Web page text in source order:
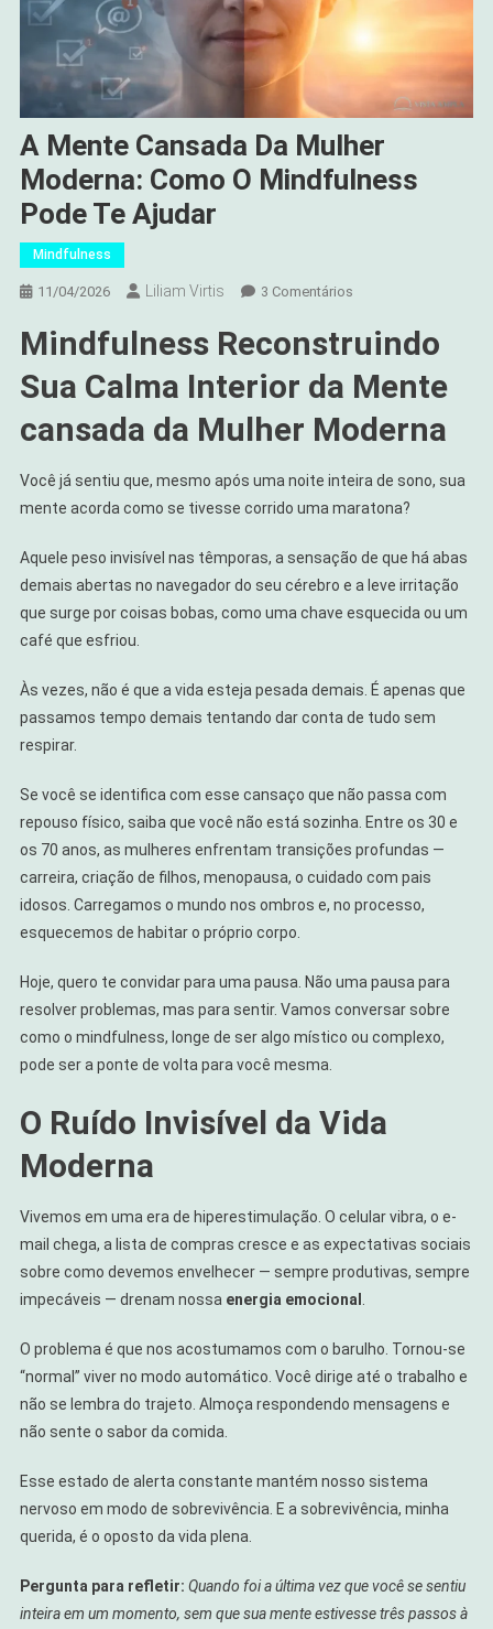
A Mente Cansada Da Mulher
Moderna: Como O Mindfulness
Pode Te Ajudar
Mindfulness
11/04/2026 Liliam Virtis 3 ComentáriosEm
Mente
Da
Mulher
Moderna:
Mindfulness
Te
Ajudar
Mindfulness Reconstruindo
Sua Calma Interior da Mente
cansada da Mulher Moderna
Você já sentiu que, mesmo após uma noite inteira de sono, sua
mente acorda como se tivesse corrido uma maratona?
Aquele peso invisível nas têmporas, a sensação de que há abas
demais abertas no navegador do seu cérebro e a leve irritação
que surge por coisas bobas, como uma chave esquecida ou um
café que esfriou.
Às vezes, não é que a vida esteja pesada demais. É apenas que
passamos tempo demais tentando dar conta de tudo sem
respirar.
Se você se identifica com esse cansaço que não passa com
repouso físico, saiba que você não está sozinha. Entre os 30 e
os 70 anos, as mulheres enfrentam transições profundas —
carreira, criação de filhos, menopausa, o cuidado com pais
idosos. Carregamos o mundo nos ombros e, no processo,
esquecemos de habitar o próprio corpo.
Hoje, quero te convidar para uma pausa. Não uma pausa para
resolver problemas, mas para sentir. Vamos conversar sobre
como o mindfulness, longe de ser algo místico ou complexo,
pode ser a ponte de volta para você mesma.
O Ruído Invisível da Vida
Moderna
Vivemos em uma era de hiperestimulação. O celular vibra, o e-
mail chega, a lista de compras cresce e as expectativas sociais
sobre como devemos envelhecer — sempre produtivas, sempre
impecáveis — drenam nossa energia emocional
O problema é que nos acostumamos com o barulho. Tornou-se
“normal” viver no modo automático. Você dirige até o trabalho e
não se lembra do trajeto. Almoça respondendo mensagens e
não sente o sabor da comida.
Esse estado de alerta constante mantém nosso sistema
nervoso em modo de sobrevivência. E a sobrevivência, minha
querida, é o oposto da vida plena.
Pergunta para refletir: Quando foi a última vez que você se sentiu
inteira em um momento, sem que sua mente estivesse três passos à